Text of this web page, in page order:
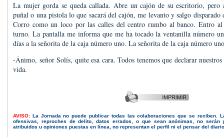
La mujer gorda se queda callada. Abre un cajón de su escritorio, pero
puñal o una pistola lo que sacará del cajón, me levanto y salgo disparado
Corro como un loco por las calles del centro rumbo al banco. Entro
turno. La pantalla me informa que me ha tocado la ventanilla número
días a la señorita de la caja número uno. La señorita de la caja número
-Ánimo, señor Solís, quite esa cara. Todos tenemos que declarar
vida.
AVISO: La Jornada no puede publicar todas las colaboraciones que se reciben.
ofensivas, reproches de delito, datos errados, o que sean anónimas, no serán
atribuidos u opiniones puestas en línea, no representan el perfil ni el pensar del